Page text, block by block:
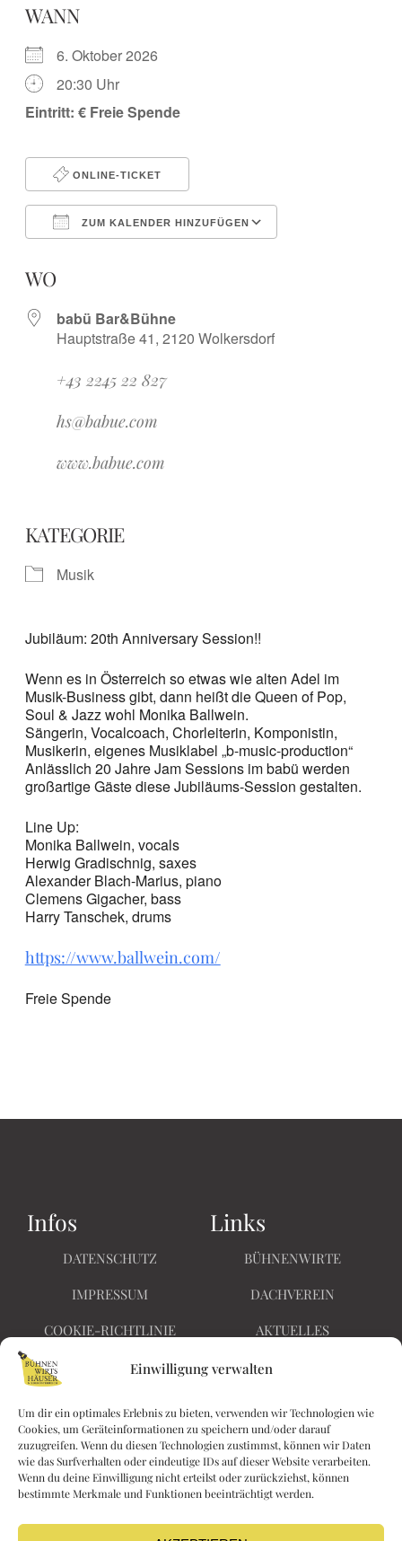
Einwilligung verwalten
Um dir ein optimales Erlebnis zu bieten, verwenden wir Technologien wie
Cookies, um Geräteinformationen zu speichern und/oder darauf
zuzugreifen. Wenn du diesen Technologien zustimmst, können wir Daten
wie das Surfverhalten oder eindeutige IDs auf dieser Website verarbeiten.
Wenn du deine Einwilligung nicht erteilst oder zurückziehst, können
bestimmte Merkmale und Funktionen beeinträchtigt werden.
WANN
6. Oktober 2026
20:30 Uhr
Eintritt: € Freie Spende
ONLINE-TICKET
ZUM KALENDER HINZUFÜGEN
WO
babü Bar&Bühne
Hauptstraße 41, 2120 Wolkersdorf
+43 2245 22 827
hs@babue.com
www.babue.com
KATEGORIE
Musik
Jubiläum: 20th Anniversary Session!!
Wenn es in Österreich so etwas wie alten Adel im
Musik-Business gibt, dann heißt die Queen of Pop,
Soul & Jazz wohl Monika Ballwein.
Sängerin, Vocalcoach, Chorleiterin, Komponistin,
Musikerin, eigenes Musiklabel „b-music-production“
Anlässlich 20 Jahre Jam Sessions im babü werden
großartige Gäste diese Jubiläums-Session gestalten.
Line Up:
Monika Ballwein, vocals
Herwig Gradischnig, saxes
Alexander Blach-Marius, piano
Clemens Gigacher, bass
Harry Tanschek, drums
https://www.ballwein.com/
Freie Spende
Infos
DATENSCHUTZ
IMPRESSUM
COOKIE-RICHTLINIE
BARRIEREFREIHEIT
Links
BÜHNENWIRTE
DACHVEREIN
AKTUELLES
KONTAKT
Kaiserin Elisabethstraße
28
2340 Mödling
Nichts
verpassen!
F
a n